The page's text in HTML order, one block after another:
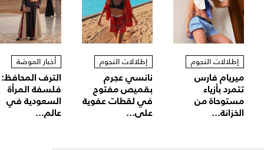
إطلالات النجوم
ميريام فارس
تتمرد بأزياء
مستوحاة من
الخزانة...
إطلالات النجوم
نانسي عجرم
بقميص مفتوح
في لقطات عفوية
على...
أخبار الموضة
الترف المحافظ:
فلسفة المرأة
السعودية في
عالم...